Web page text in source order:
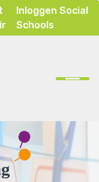
Inloggen Social
Schools